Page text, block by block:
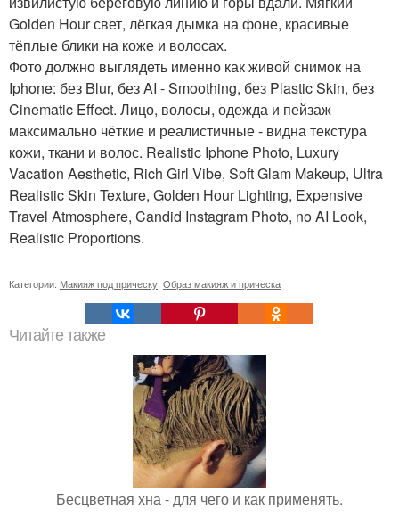
Golden Hour свет, лёгкая дымка на фоне, красивые
тёплые блики на коже и волосах.
Фото должно выглядеть именно как живой снимок на
Iphone: без Blur, без AI - Smoothing, без Plastic Skin, без
Cinematic Effect. Лицо, волосы, одежда и пейзаж
максимально чёткие и реалистичные - видна текстура
кожи, ткани и волос. Realistic Iphone Photo, Luxury
Vacation Aesthetic, Rich Girl Vibe, Soft Glam Makeup, Ultra
Realistic Skin Texture, Golden Hour Lighting, Expensive
Travel Atmosphere, Candid Instagram Photo, no AI Look,
Realistic Proportions.
Категории: Макияж под прическу Образ макияж и прическа
Читайте также
Бесцветная хна - для чего и как применять.